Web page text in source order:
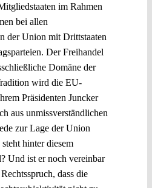
im Rahmen
bei allen
der Union mit Drittstaaten
Der Freihandel
Domäne der
wird die EU-
Präsidenten Juncker
aus unmissverständlichen
zur Lage der Union
hinter diesem
Und ist er noch vereinbar
dass die